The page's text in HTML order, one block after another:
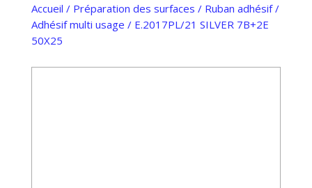
Accueil / Préparation des surfaces / Ruban adhésif/
Adhésif multi usage / E.2017PL/21 SILVER 7B+2E
50X25